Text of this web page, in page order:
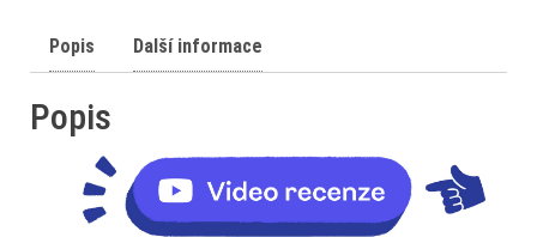
Popis Další informace
Popis